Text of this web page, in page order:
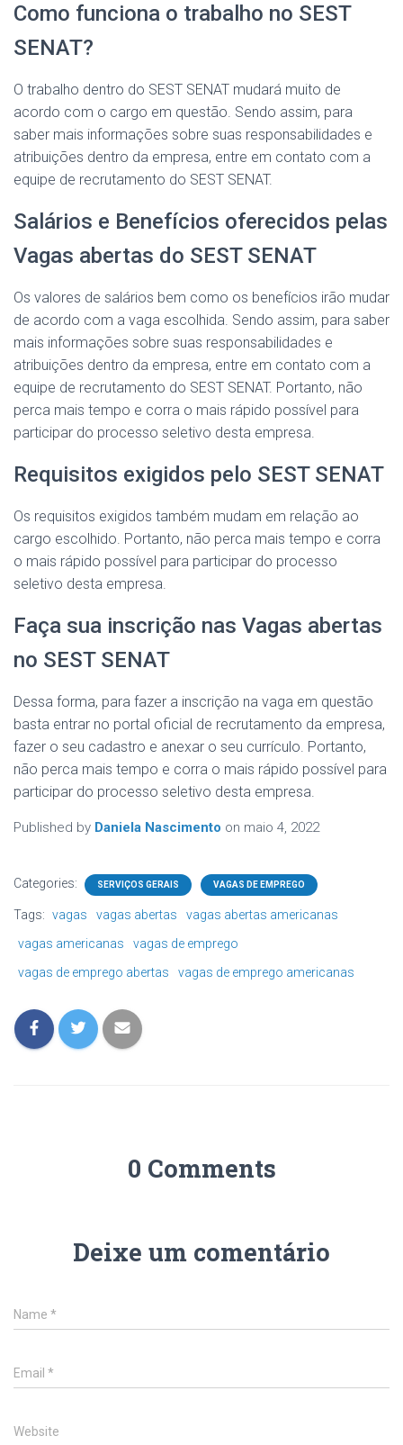
Como funciona o trabalho no SEST
SENAT?
O trabalho dentro do SEST SENAT mudará muito de
acordo com o cargo em questão. Sendo assim, para
saber mais informações sobre suas responsabilidades e
atribuições dentro da empresa, entre em contato com a
equipe de recrutamento do SEST SENAT.
Salários e Benefícios oferecidos pelas
Vagas abertas do SEST SENAT
Os valores de salários bem como os benefícios irão mudar
de acordo com a vaga escolhida. Sendo assim, para saber
mais informações sobre suas responsabilidades e
atribuições dentro da empresa, entre em contato com a
equipe de recrutamento do SEST SENAT. Portanto, não
perca mais tempo e corra o mais rápido possível para
participar do processo seletivo desta empresa.
Requisitos exigidos pelo SEST SENAT
Os requisitos exigidos também mudam em relação ao
cargo escolhido. Portanto, não perca mais tempo e corra
o mais rápido possível para participar do processo
seletivo desta empresa.
Faça sua inscrição nas Vagas abertas
no SEST SENAT
Dessa forma, para fazer a inscrição na vaga em questão
basta entrar no portal oficial de recrutamento da empresa,
fazer o seu cadastro e anexar o seu currículo. Portanto,
não perca mais tempo e corra o mais rápido possível para
participar do processo seletivo desta empresa.
Published by Daniela Nascimento on maio 4, 2022
Categories: SERVIÇOS GERAIS VAGAS DE EMPREGO
Tags: vagas vagas abertas
vagas abertas americanas
vagas americanas
vagas de emprego
vagas de emprego abertas
vagas de emprego americanas
0 Comments
Deixe um comentário
Name *
Email *
Website